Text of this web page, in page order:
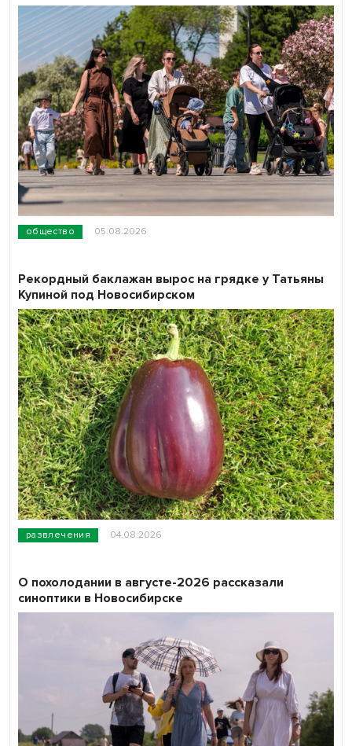
общество 05.08.2026
развлечения 04.08.2026
Рекордный баклажан вырос на грядке у Татьяны
Купиной под Новосибирском
О похолодании в августе-2026 рассказали
синоптики в Новосибирске